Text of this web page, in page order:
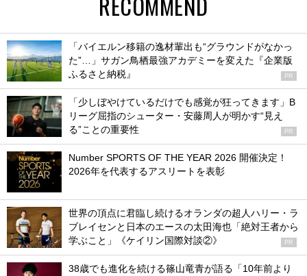
「バイエルン移籍の逸材輩出も“グラウンドがなかっ
た”…」サガン鳥栖最強アカデミーを変えた『企業版
ふるさと納税』
PR
「少しぼやけているだけでも感覚が狂ってきます」B
リーグ屈指のシューター・安藤周人が明かす“見え
る”ことの重要性
PR
Number SPORTS OF THE YEAR 2026 開催決定！
2026年を代表するアスリートを表彰
世界の頂点に君臨し続けるオランダの超人ハリー・ラ
ブレイセンと日本のエースの太田海也「絶対王者から
学ぶこと」《ケイリン国際対談②》
PR
38歳でも進化を続ける篠山竜青が語る「10年前より